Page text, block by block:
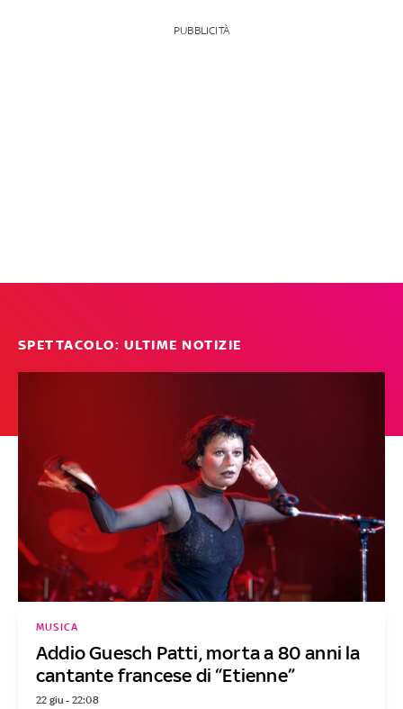
PUBBLICITÀ
SPETTACOLO: ULTIME NOTIZIE
Addio Guesch Patti, morta a 80 anni la
cantante francese di “Etienne”
MUSICA
22 giu - 22:08